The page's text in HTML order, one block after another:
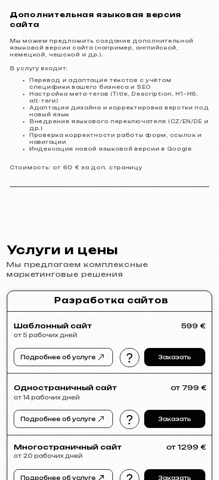
Дополнительная языковая версия
сайта
Мы можем предложить создание дополнительной
языковой версии сайта (например, английской,
немецкой, чешской и др.).
В услугу входит:
Перевод и адаптация текстов с учётом
специфики вашего бизнеса и SEO
Настройка мета-тегов (Title, Description, H1–H6,
alt-теги)
Адаптация дизайна и корректировка верстки под
новый язык
Внедрение языкового переключателя (CZ/EN/DE и
др.)
Проверка корректности работы форм, ссылок и
навигации
Индексация новой языковой версии в Google
Стоимость: от 60 € за доп. страницу
У нас большая сеть проверенных
специалистов, готовых реализовать
Дизайн
Дизайн-поддержка
Заказать
Подробнее об услуге
Дизайн макета сайта в Figma
от 10 рабочих дней
от 399 €
Заказать
Подробнее об услуге
Графический дизайн
Разработка логотипов, брендбуков, рекламных
от 199 €
Реклама в Meta Ads / Google Ads
месяц
Подробнее об услуге Заказать
Заказать
Подробнее об услуге
Полный анализ вашего сайта
от 5 рабочих дней
Заказать
Подробнее об услуге
Подробнее об услуге Заказать